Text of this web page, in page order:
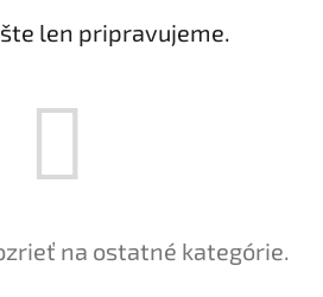
len pripravujeme.
na ostatné kategórie.